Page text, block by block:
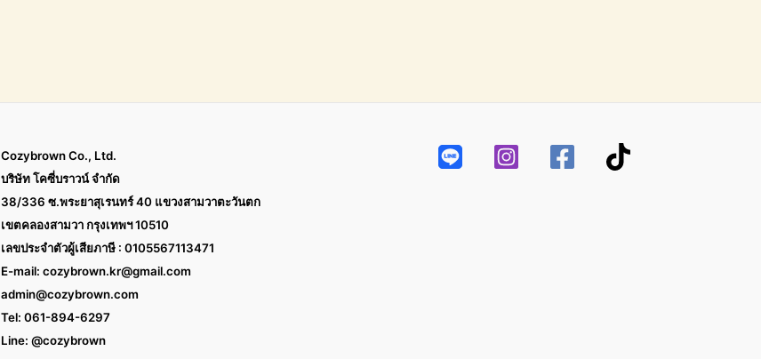
Cozybrown Co., Ltd.
บริษัท โคซี่บราวน์ จำกัด
38/336 ซ.พระยาสุเรนทร์ 40 แขวงสามวาตะวันตก
เขตคลองสามวา กรุงเทพฯ 10510
เลขประจำตัวผู้เสียภาษี : 0105567113471
E-mail: cozybrown.kr@gmail.com
admin@cozybrown.com
Tel: 061-894-6297
Line: @cozybrown